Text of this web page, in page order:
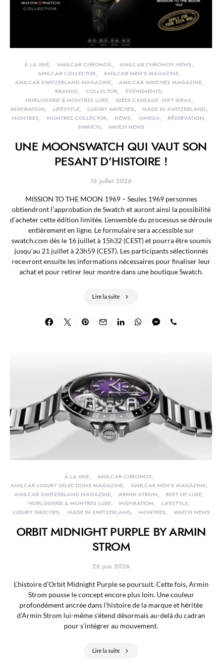
À LA UNE AMILCAR CHRONOS
AMILCAR CHRONOS NEWS
AMILCAR COLLECTOR
AMILCAR MEN'S MAGAZINE
AMILCAR SWITZERLAND MAGAZINE
AMILCAR WATCHES MAGAZINE
BRANDS
COLLECTOR
ÉVÉNEMENTS
HORLOGERIE & MONTRES LUXE
IDÉES CADEAUX - GIFT IDEAS
INSPIRATION
LIFESTYLE LUXURY WATCHES
MADE IN SWITZERLAND
MONTRES
MONTRES COLLECTOR NEWS OMEGA
RÉSERVATION
SWATCH
WATCH NEWS
UNE MOONSWATCH QUI VAUT SON
PESANT D’HISTOIRE !
16 juillet 2026
MISSION TO THE MOON 1969 – Seules 1969 personnes
obtiendront l’approbation de Swatch et auront ainsi la possibilité
d’acheter cette édition limitée. L’ensemble du processus se déroule
entièrement en ligne. Le formulaire sera accessible sur
swatch.com dès le 16 juillet à 15h32 (CEST) et pourra être soumis
jusqu’au 21 juillet à 23h59 (CEST). Les participants sélectionnés
recevront ensuite les informations nécessaires pour finaliser leur
achat et pour retirer leur montre dans une boutique Swatch.
Lire la suite
À LA UNE
AMILCAR CHRONOS
AMILCAR LUXURY SELECTIONS MAGAZINE
AMILCAR MEN'S MAGAZINE
AMILCAR SWITZERLAND MAGAZINE
ARMIN STROM
BEST OF LUXE
HORLOGERIE & MONTRES LUXE
INSPIRATION
LIFESTYLE
LUXURY WATCHES
MADE IN SWITZERLAND MONTRES WATCH NEWS
ORBIT MIDNIGHT PURPLE BY ARMIN
STROM
26 juin 2026
L’histoire d’Orbit Midnight Purple se poursuit. Cette fois, Armin
Strom pousse le concept encore plus loin. Une couleur
profondément ancrée dans l’histoire de la marque et héritée
d’Armin Strom lui-même s’étend désormais au-delà du cadran
pour s’intégrer au mouvement.
Lire la suite